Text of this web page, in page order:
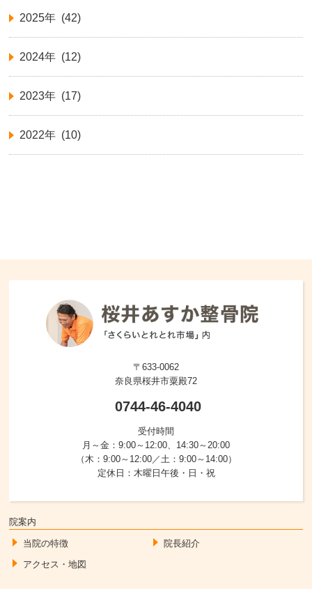
2025年 (42)
2024年 (12)
2023年 (17)
2022年 (10)
〒633-0062
奈良県桜井市粟殿72
0744-46-4040
受付時間
月～金：9:00～12:00、14:30～20:00
（木：9:00～12:00／土：9:00～14:00）
定休日：木曜日午後・日・祝
院案内
当院の特徴
院長紹介
アクセス・地図